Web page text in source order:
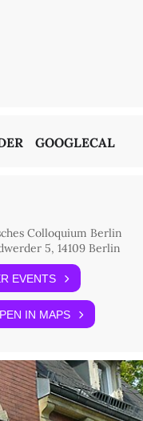
GOOGLECAL
Colloquium Berlin
5, 14109 Berlin
EVENTS
IN MAPS